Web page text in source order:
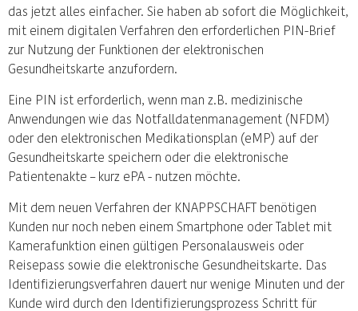
das jetzt alles einfacher. Sie haben ab sofort die Möglichkeit,
mit einem digitalen Verfahren den erforderlichen PIN-Brief
zur Nutzung der Funktionen der elektronischen
Gesundheitskarte anzufordern.
Eine PIN ist erforderlich, wenn man z.B. medizinische
Anwendungen wie das Notfalldatenmanagement (NFDM)
oder den elektronischen Medikationsplan (eMP) auf der
Gesundheitskarte speichern oder die elektronische
Patientenakte – kurz ePA - nutzen möchte.
Mit dem neuen Verfahren der KNAPPSCHAFT benötigen
Kunden nur noch neben einem Smartphone oder Tablet mit
Kamerafunktion einen gültigen Personalausweis oder
Reisepass sowie die elektronische Gesundheitskarte. Das
Identifizierungsverfahren dauert nur wenige Minuten und der
Kunde wird durch den Identifizierungsprozess Schritt für